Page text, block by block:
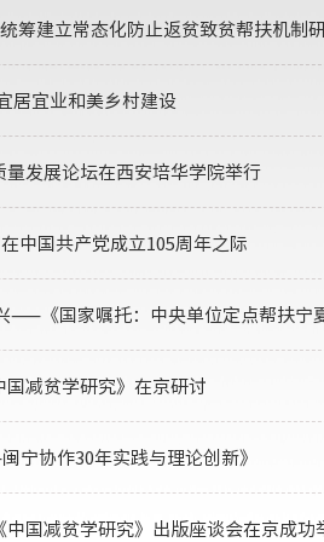
建立常态化防止返贫致贫帮扶机制
居宜业和美乡村建设
发展论坛在西安培华学院举行
中国共产党成立105周年之际
——《国家嘱托：中央单位定点帮扶宁
减贫学研究》在京研讨
宁协作30年实践与理论创新》
国减贫学研究》出版座谈会在京成功